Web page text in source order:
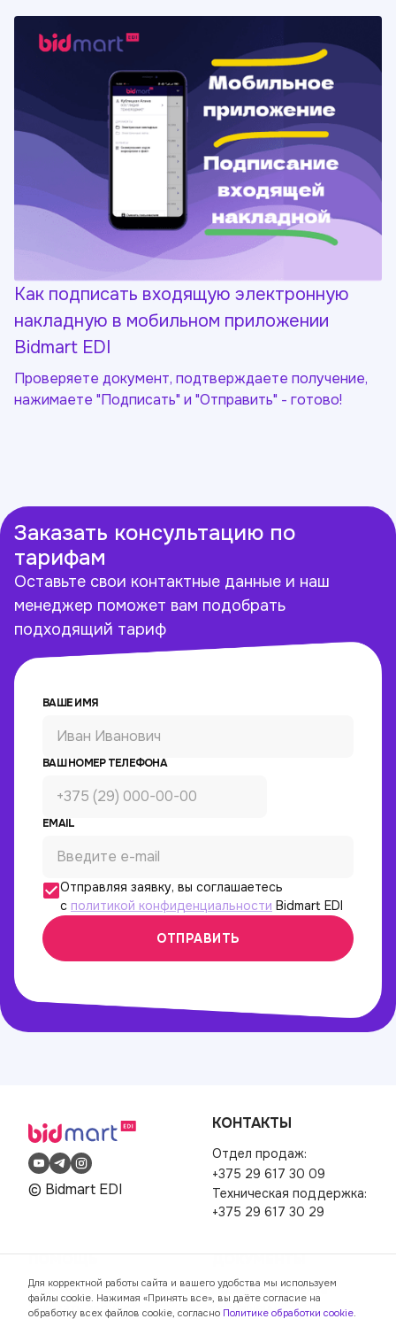
Как подписать входящую электронную
накладную в мобильном приложении
Bidmart EDI
Проверяете документ, подтверждаете получение,
нажимаете "Подписать" и "Отправить" - готово!
Заказать консультацию по
тарифам
Оставьте свои контактные данные и наш
менеджер поможет вам подобрать
подходящий тариф
ВАШЕ ИМЯ
ВАШ НОМЕР ТЕЛЕФОНА
EMAIL
Отправляя заявку, вы соглашаетесь
с политикой конфиденциальности Bidmart EDI
ОТПРАВИТЬ
© Bidmart EDI
КОНТАКТЫ
Отдел продаж:
+375 29 617 30 09
Техническая поддержка:
+375 29 617 30 29
ПОМОЩЬ
FAQ
Заказать звонок
ДОКУМЕНТЫ
Пользовательское
соглашение
Для корректной работы сайта и вашего удобства мы используем
файлы cookie. Нажимая «Принять все», вы даёте согласие на
обработку всех файлов cookie, согласно Политике обработки cookie.